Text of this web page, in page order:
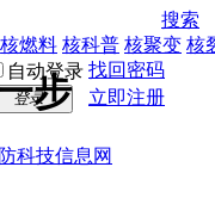
搜索
核燃料 核科普 核聚变 核
自动登录 找回密码
登录 立即注册
步
科技信息网